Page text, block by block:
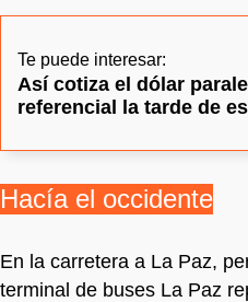
Te puede interesar:
Así cotiza el dólar
referencial la tarde de
Hacía el occidente
En la carretera a La Paz,
terminal de buses La Paz